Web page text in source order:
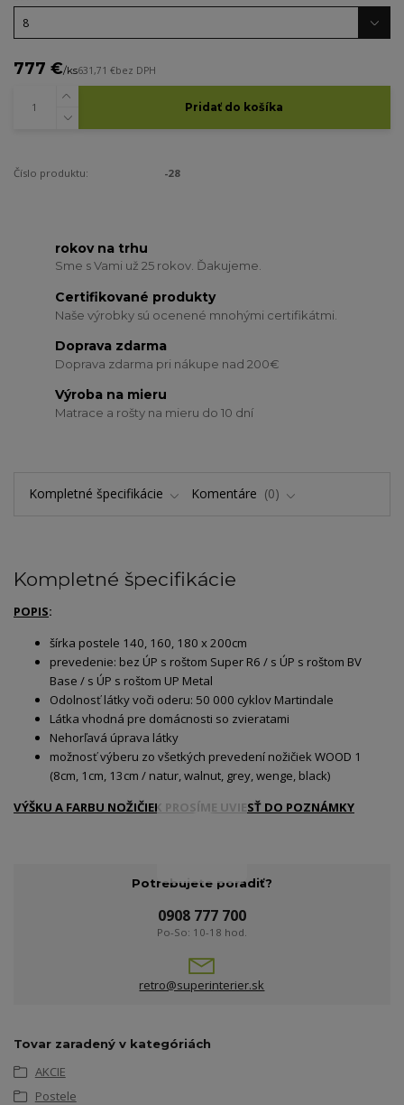
777 €/ks631,71 €bez DPH
Pridať do košíka
Číslo produktu: -28
rokov na trhu
Sme s Vami už 25 rokov. Ďakujeme.
Certifikované produkty
Naše výrobky sú ocenené mnohými certifikátmi.
Doprava zdarma
Doprava zdarma pri nákupe nad 200€
Výroba na mieru
Matrace a rošty na mieru do 10 dní
Kompletné špecifikácie Komentáre 0
Kompletné špecifikácie
POPIS:
šírka postele 140, 160, 180 x 200cm
prevedenie: bez ÚP s roštom Super R6 / s ÚP s roštom BV
Base / s ÚP s roštom UP Metal
Odolnosť látky voči oderu: 50 000 cyklov Martindale
Látka vhodná pre domácnosti so zvieratami
Nehorľavá úprava látky
možnosť výberu zo všetkých prevedení nožičiek WOOD 1
(8cm, 1cm, 13cm / natur, walnut, grey, wenge, black)
VÝŠKU A FARBU NOŽIČIEK PROSÍME UVIESŤ DO POZNÁMKY
Potrebujete poradiť?
0908 777 700
Po-So: 10-18 hod.
retro@superinterier.sk
Tovar zaradený v kategóriách
AKCIE
Postele